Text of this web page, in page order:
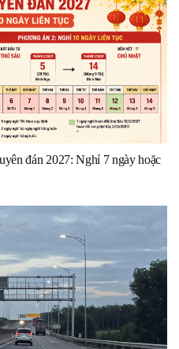
đán 2027: Nghỉ 7 ngày hoặc